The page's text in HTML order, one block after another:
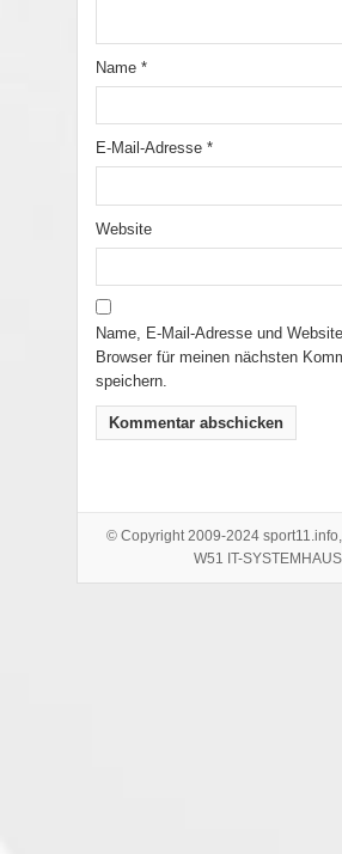
Name *
E-Mail-Adresse *
Website
Name, E-Mail-Adresse und
Browser für meinen nächsten
speichern.
© Copyright 2009-2024
W51 IT-SYSTEMHAUS